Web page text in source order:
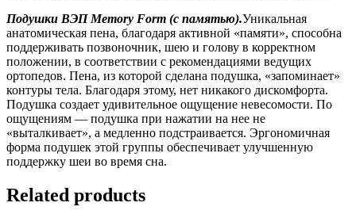
Подушки ВЭП Memory Form (с памятью).Уникальная
анатомическая пена, благодаря активной «памяти», способна
поддерживать позвоночник, шею и голову в корректном
положении, в соответствии с рекомендациями ведущих
ортопедов. Пена, из которой сделана подушка, «запоминает»
контуры тела. Благодаря этому, нет никакого дискомфорта.
Подушка создает удивительное ощущение невесомости. По
ощущениям — подушка при нажатии на нее не
«выталкивает», а медленно подстраивается. Эргономичная
форма подушек этой группы обеспечивает улучшенную
поддержку шеи во время сна.
Related products